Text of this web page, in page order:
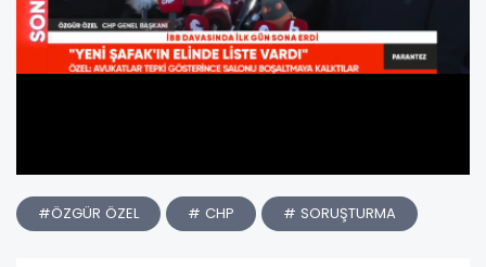
#ÖZGÜR ÖZEL # CHP # SORUŞTURMA